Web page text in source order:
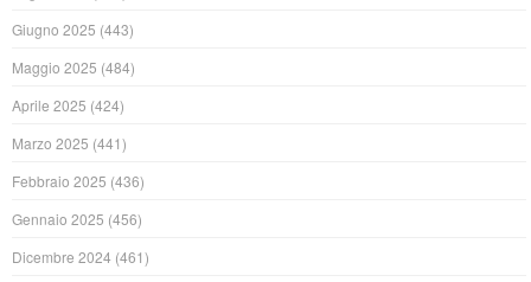
Giugno 2025 (443)
Maggio 2025 (484)
Aprile 2025 (424)
Marzo 2025 (441)
Febbraio 2025 (436)
Gennaio 2025 (456)
Dicembre 2024 (461)